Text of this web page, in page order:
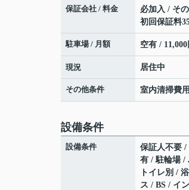
保証会社 / 料金
必加入 / そ
初回保証料
駐車場 / 月額 空有 /
現況 居住中
その他条件 室内清掃費
設備条件
設備条件
保証人不要
有 / 駐輪場 /
トイレ別 /
ス / BS / イ